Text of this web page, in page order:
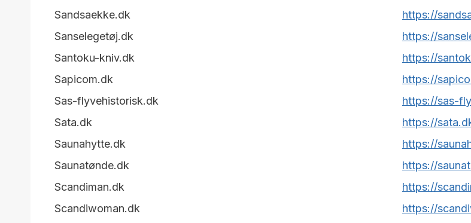
Sandsaekke.dk
https://
Sanselegetøj.dk
https://
Santoku-kniv.dk
https://
Sapicom.dk
https://
Sas-flyvehistorisk.dk
https://sas-
Sata.dk
https://
Saunahytte.dk
https://
Saunatønde.dk
https://
Scandiman.dk
https://
Scandiwoman.dk
https://